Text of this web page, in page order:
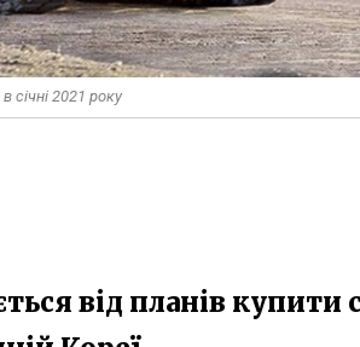
січні 2021 року
від планів купити